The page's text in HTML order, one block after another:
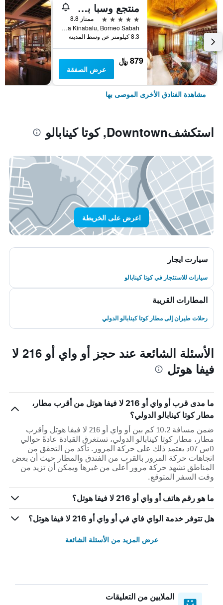
منتجع وسبا بونغا رايا آيلاند
5 نجوم
ممتاز 8.8
Polish Bay Gaya Island Po Box 22036, 88778 Luyang Kota Kinabalu, Borneo Sabah, كوتا كينابالو, ماليزيا
8.3 كيلومتر عن وسط المدينة
879 ﷼
عرض الصفقة
مشاهدة الفنادق الأخرى الموصى بها
استكشفDowntown, كوتا كينابالو
اعرض على الخريطة
سيارت ايجار
سيارات للاستئجار في كوتا كينابالو
المطارات القريبة
رحلات طيران إلى مطار كوتا كينابالو الدولي
الأسئلة الشائعة عند حجز أو واي أو 216 لا
فيفا هوتل
ما مدى قرب أو واي أو 216 لا فيفا هوتل من أقرب مطار،
مطار كوتا كينابالو الدولي؟
ضمن مسافة 10.2 كم بين أو واي أو 216 لا فيفا هوتل وأقرب
مطار، مطار كوتا كينابالو الدولي، تستغرق القيادة عادةً حوالي
0س 07د يعتمد ذلك على حركة المرور. تأكد من التحقق من
اتجاهات حركة المرور بالقرب من الفندق والمطار حيث أن بعض
المناطق تشهد حركة مرور أعلى من غيرها ويمكن أن تزيد من
وقت السفر المتوقع.
ما هو رقم هاتف أو واي أو 216 لا فيفا هوتل؟
هل تتوفر خدمة الواي فاي في أو واي أو 216 لا فيفا هوتل؟
عرض المزيد من الأسئلة الشائعة
الملايين من التعليقات